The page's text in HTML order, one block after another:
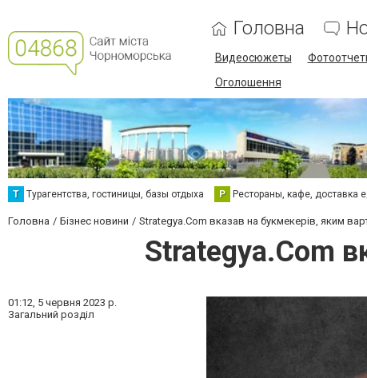
Головна
Видеосюжеты
Оголошення
Т Турагентства, гостиницы, базы отдыха Р Рестораны, кафе, доставка
Головна Бізнес новини Strategya.Com вказав на букмекерів, яким
Strategya.Com
01:12, 5 червня 2023 р.
Загальний розділ